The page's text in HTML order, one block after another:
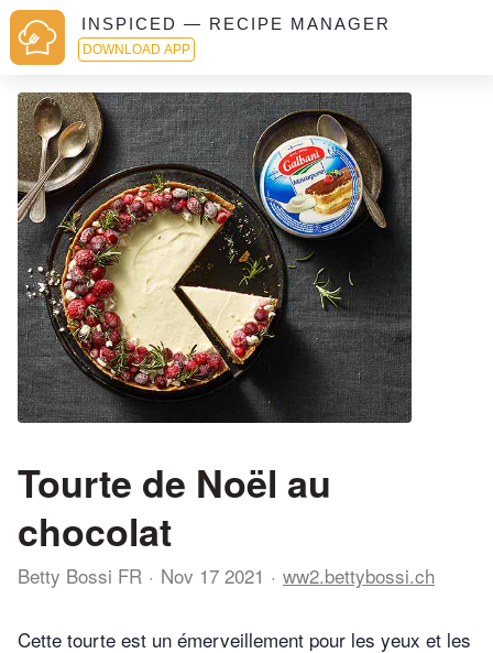
INSPICED — RECIPE MANAGER
DOWNLOAD APP
Tourte de Noël au
chocolat
Betty Bossi FR Nov 17 2021 ww2.bettybossi.ch
Cette tourte est un émerveillement pour les yeux et les